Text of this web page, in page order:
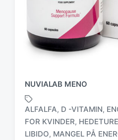
NUVIALAB MENO
T
ALFALFA, D -VITAMIN,
FOR KVINDER, HEDETURE
LIBIDO, MANGEL PÅ